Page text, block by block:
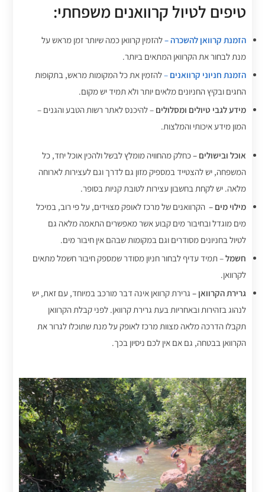
טיפים לטיול קרוואנים משפחתי:
הזמנת קרוואן להשכרה –להזמין קרוואן כמה שיותר זמן מראש על
מנת לבחור את הקרוואן המתאים ביותר.
הזמנת חניוני קרוואנים –להזמין את כל המקומות מראש, בתקופות
החגים ובקיץ החניונים מלאים יותר ולא תמיד יש מקום.
מידע לגבי טיולים ומסלולים – להיכנס לאתר רשות הטבע והגנים –
המון מידע איכותי והמלצות.
אוכל ובישולים –כחלק מהחוויה מומלץ לבשל ולהכין אוכל יחד, כל
המשפחה, יש להצטייד במספיק מזון גם לדרך וגם לעצירות לארוחה
מלאה. יש לקחת בחשבון עצירות לטובת קניות בסופר.
מילוי מים – הקרוואנים של מרכז לאופק מצוידים, על פי רוב, במיכל
מים מוגדל ובחיבור מים קבוע אשר מאפשרים התאמה מלאה גם
לטיול בחניונים מסודרים וגם במקומות שבהם אין חיבור מים.
חשמל– תמיד עדיף לבחור חניון מסודר שמספק חיבור חשמל מתאים
לקרוואן.
גרירת הקרוואן – גרירת קרוואן אינה דבר מורכב במיוחד, עם זאת, יש
לנהוג בזהירות ובאחריות בעת גרירת קרוואן. לפני קבלת הקרוואן
תקבלו הדרכה מלאה מצוות מרכז לאופק על מנת שתוכלו לגרור את
הקרוואן בבטחה, גם אם אין לכם ניסיון בכך.